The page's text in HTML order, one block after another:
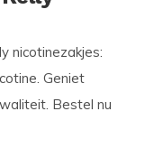
nicotinezakjes:
Geniet
Bestel nu